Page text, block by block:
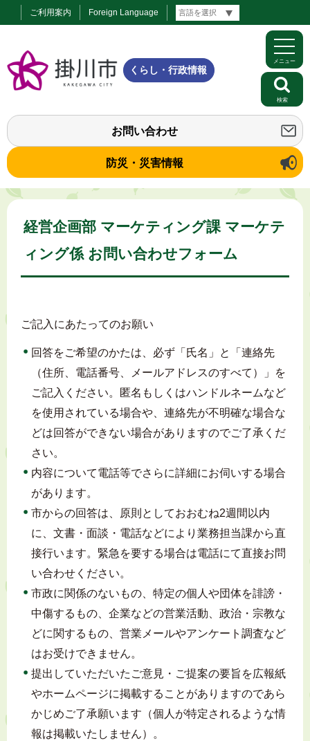
ご利用案内 Foreign Language
くらし・行政情報
お問い合わせ
防災・災害情報
メニュー
検索
経営企画部 マーケティング課 マーケテ
ィング係 お問い合わせフォーム
ご記入にあたってのお願い
回答をご希望のかたは、必ず「氏名」と「連絡先
（住所、電話番号、メールアドレスのすべて）」を
ご記入ください。匿名もしくはハンドルネームなど
を使用されている場合や、連絡先が不明確な場合な
どは回答ができない場合がありますのでご了承くだ
さい。
内容について電話等でさらに詳細にお伺いする場合
があります。
市からの回答は、原則としておおむね2週間以内
に、文書・面談・電話などにより業務担当課から直
接行います。緊急を要する場合は電話にて直接お問
い合わせください。
市政に関係のないもの、特定の個人や団体を誹謗・
中傷するもの、企業などの営業活動、政治・宗教な
どに関するもの、営業メールやアンケート調査など
はお受けできません。
提出していただいたご意見・ご提案の要旨を広報紙
やホームページに掲載することがありますのであら
かじめご了承願います（個人が特定されるような情
報は掲載いたしません）。